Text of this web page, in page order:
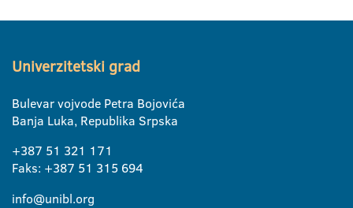
Univerzitetski grad
Bulevar vojvode Petra Bojovića
Banja Luka, Republika Srpska
+387 51 321 171
Faks: +387 51 315 694
info@unibl.org